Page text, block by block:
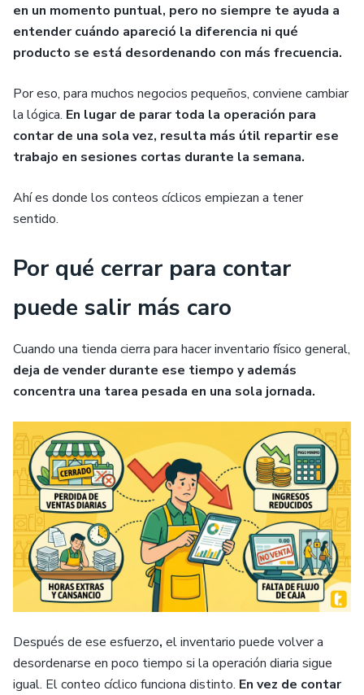
en un momento puntual, pero no siempre te ayuda a
entender cuándo apareció la diferencia ni qué
producto se está desordenando con más frecuencia.
Por eso, para muchos negocios pequeños, conviene cambiar
la lógica. En lugar de parar toda la operación para
contar de una sola vez, resulta más útil repartir ese
trabajo en sesiones cortas durante la semana.
Ahí es donde los conteos cíclicos empiezan a tener
sentido.
Por qué cerrar para contar
puede salir más caro
Cuando una tienda cierra para hacer inventario físico general,
deja de vender durante ese tiempo y además
concentra una tarea pesada en una sola jornada.
Después de ese esfuerzo, el inventario puede volver a
desordenarse en poco tiempo si la operación diaria sigue
igual. El conteo cíclico funciona distinto. En vez de contar